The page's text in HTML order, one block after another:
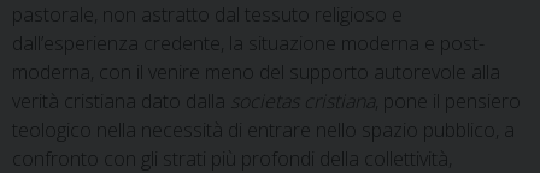
pastorale, non astratto dal tessuto religioso e
dall’esperienza credente, la situazione moderna e post-
moderna, con il venire meno del supporto autorevole alla
verità cristiana dato dalla societas cristiana
, pone il pensiero
teologico nella necessità di entrare nello spazio pubblico, a
confronto con gli strati più profondi della collettività,